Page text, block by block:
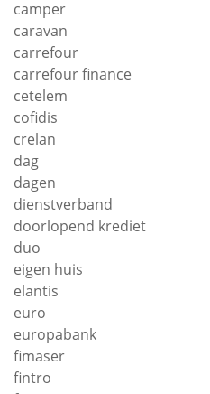
camper
caravan
carrefour
carrefour finance
cetelem
cofidis
crelan
dag
dagen
dienstverband
doorlopend krediet
duo
eigen huis
elantis
euro
europabank
fimaser
fintro